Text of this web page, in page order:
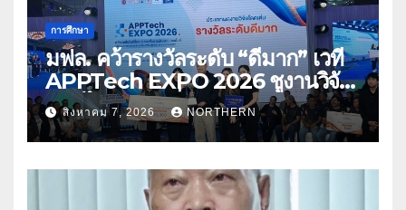
การศึกษา
มฟล. คว้ารางวัลระดับ “ดีมาก” เวที
APPTech EXPO 2026 ชูงานวิจัย
สมุนไพร ขับเคลื่อนนวัตกรรมสู่เชิง
พาณิชย์
สิงหาคม 7, 2026 NORTHERN